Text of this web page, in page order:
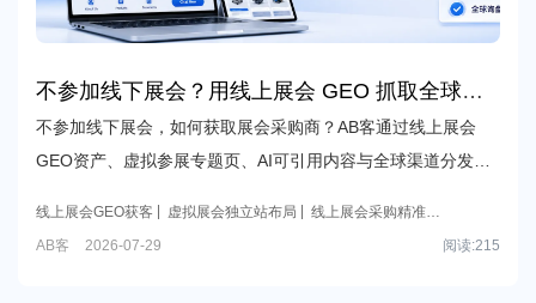
不参加线下展会？用线上展会 GEO 抓取全球精
准采购商
不参加线下展会，如何获取展会采购商？AB客通过线上展会
GEO资产、虚拟参展专题页、AI可引用内容与全球渠道分发，
线上展会GEO获客 虚拟展会独立站布局
线上展会采购精准引
AB客 2026-07-29 阅读:215